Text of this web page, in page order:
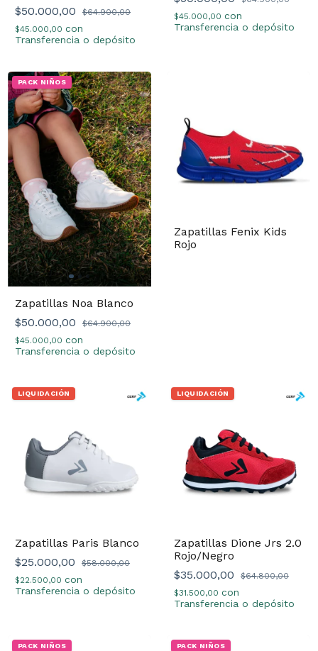
$50.000,00
$64.900,00
$45.000,00 con
Transferencia o depósito
$45.000,00 con
Transferencia o depósito
PACK NIÑOS
Zapatillas Noa Blanco
$50.000,00
$64.900,00
$45.000,00 con
Transferencia o depósito
Zapatillas Fenix Kids
Rojo
LIQUIDACIÓN
Zapatillas Paris Blanco
$25.000,00
$58.000,00
$22.500,00 con
Transferencia o depósito
LIQUIDACIÓN
Zapatillas Dione Jrs 2.0
Rojo/Negro
$35.000,00
$64.800,00
$31.500,00 con
Transferencia o depósito
PACK NIÑOS PACK NIÑOS